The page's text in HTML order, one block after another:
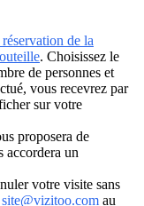
de la
. Choisissez le
de personnes et
vous recevrez par
sur votre
proposera de
accordera un
votre visite sans
site@vizitoo.com au